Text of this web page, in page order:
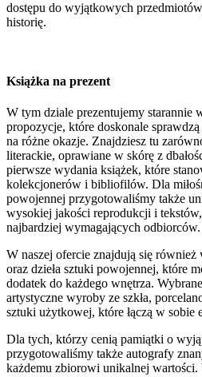
dostępu do wyjątkowych
historię.
Książka na prezent
W tym dziale prezentujemy starannie
propozycje, które doskonale
na różne okazje. Znajdziesz tu
literackie, oprawiane w skórę z
pierwsze wydania książek, które
kolekcjonerów i bibliofilów. Dla
powojennej przygotowaliśmy także
wysokiej jakości reprodukcji i
najbardziej wymagających odbiorców.
W naszej ofercie znajdują się
oraz dzieła sztuki powojennej, które
dodatek do każdego wnętrza.
artystyczne wyroby ze szkła,
sztuki użytkowej, które łączą w sobie
Dla tych, którzy cenią pamiątki o
przygotowaliśmy także autografy
każdemu zbiorowi unikalnej